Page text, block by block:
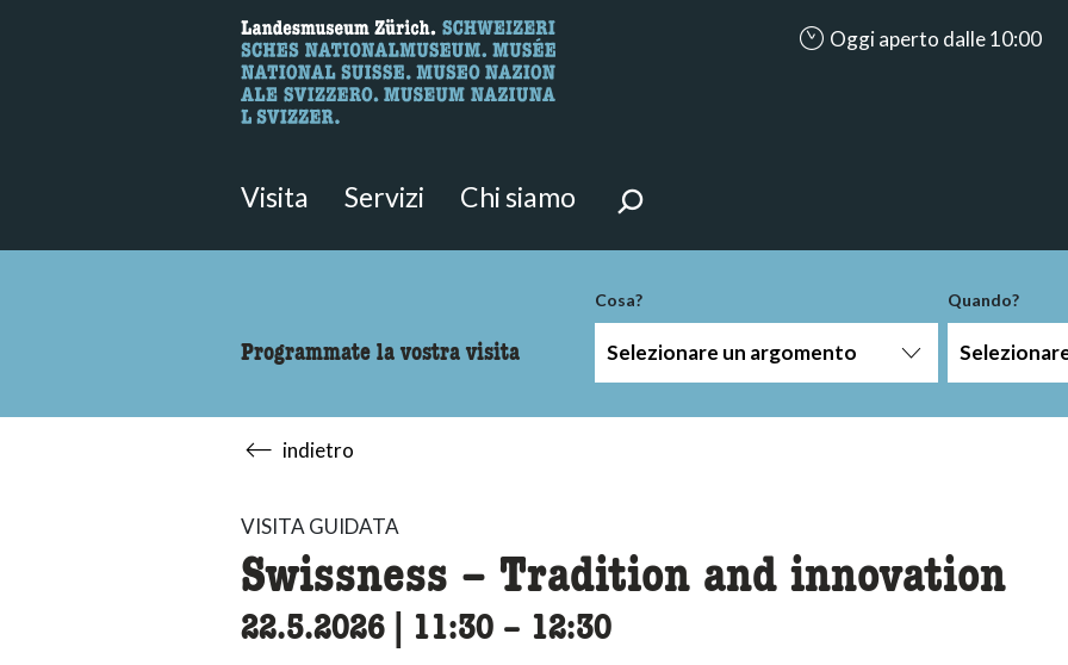
Qui è possibile cercare i contenuti della pagina.
Oggi aperto dalle 10:00
Visita Servizi Chi siamo
Programmate la vostra visita
Cosa?
Selezionare un argomento
Quando?
indietro
VISITA GUIDATA
Swissness – Tradition and innovation
22.5.2026 11:30 accessibility.time_to
– 12:30